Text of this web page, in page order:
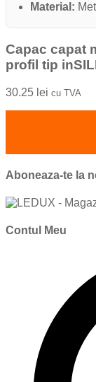
Material:
Capac capat
profil tip
30.25 lei cu TVA
Aboneaza-te la
Contul Meu